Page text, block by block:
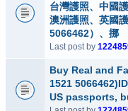
台灣護照、中國
澳洲護照、英國
5066462）、挪
Last post by
Buy Real and
1521
US passports,